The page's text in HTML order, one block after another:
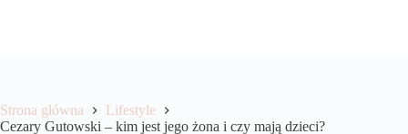
Strona główna
Lifestyle
Cezary Gutowski – kim jest jego żona i czy mają dzieci?